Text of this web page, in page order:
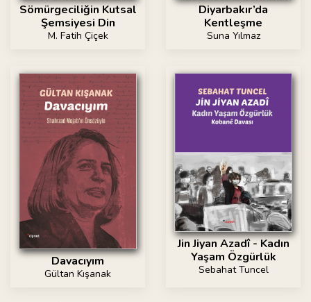
Sömürgeciliğin Kutsal
Şemsiyesi Din
M. Fatih Çiçek
Diyarbakır’da
Kentleşme
Suna Yılmaz
Davacıyım
Gültan Kışanak
Jin Jiyan Azadî - Kadın
Yaşam Özgürlük
Sebahat Tuncel